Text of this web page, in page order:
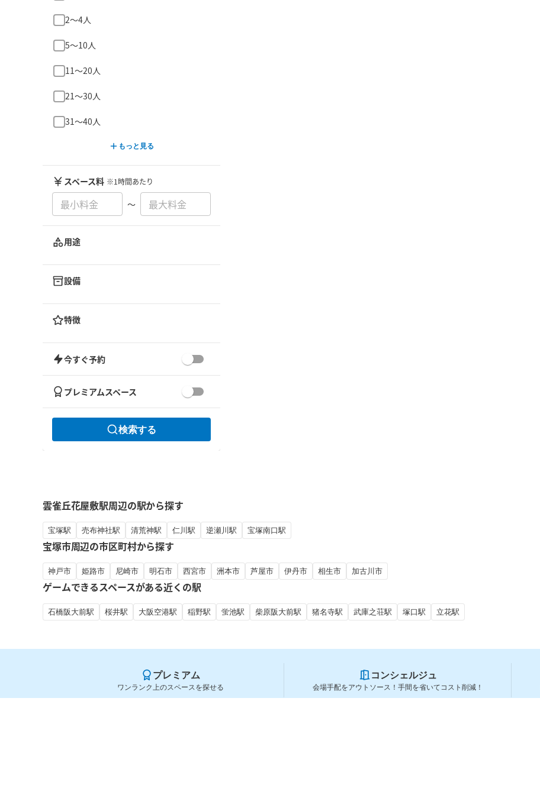
2〜4人
5〜10人
11〜20人
21〜30人
31〜40人
もっと見る
スペース料 ※1時間あたり
〜
用途
設備
特徴
今すぐ予約
プレミアムスペース
検索する
雲雀丘花屋敷駅周辺の駅から探す
宝塚駅 売布神社駅 清荒神駅 仁川駅 逆瀬川駅 宝塚南口駅
宝塚市周辺の市区町村から探す
神戸市 姫路市 尼崎市 明石市 西宮市 洲本市 芦屋市 伊丹市 相生市 加古川市
ゲームできるスペースがある近くの駅
石橋阪大前駅 桜井駅 大阪空港駅 稲野駅 蛍池駅 柴原阪大前駅 猪名寺駅 武庫之荘駅 塚口駅 立花駅
プレミアム
ワンランク上のスペースを探せる
コンシェルジュ
会場手配をアウトソース！手間を省いてコスト削減！